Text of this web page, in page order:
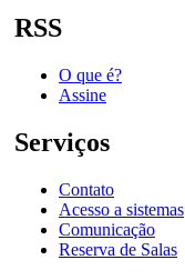
RSS
O que é?
Assine
Serviços
Contato
Acesso a sistemas
Comunicação
Reserva de Salas